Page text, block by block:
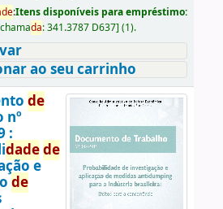
de:Itens disponíveis para empréstimo:
da:341.3787 D637] (1).
ao seu carrinho
de
nº
:
dadede
e
de